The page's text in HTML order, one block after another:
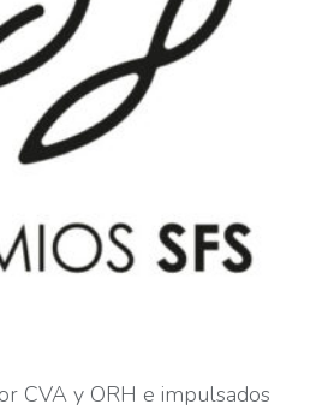
CVA y ORH e impulsados